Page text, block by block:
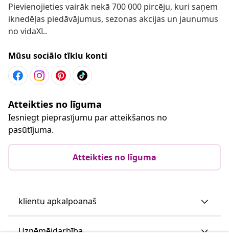
Pievienojieties vairāk nekā 700 000 pircēju, kuri saņem
iknedēļas piedāvājumus, sezonas akcijas un jaunumus
no vidaXL.
Mūsu sociālo tīklu konti
Atteikties no līguma
Iesniegt pieprasījumu par atteikšanos no
pasūtījuma.
Atteikties no līguma
klientu apkalpoanaš
Uzņēmējdarbība